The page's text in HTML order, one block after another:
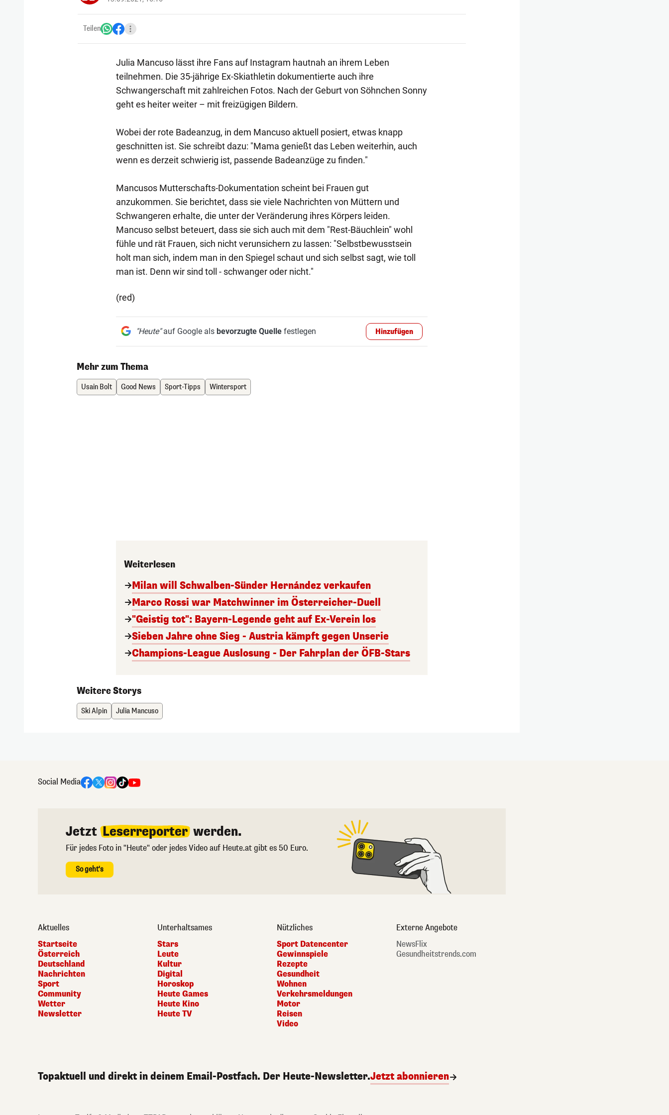
Teilen
Julia Mancuso lässt ihre Fans auf Instagram hautnah an ihrem Leben
teilnehmen. Die 35-jährige Ex-Skiathletin dokumentierte auch ihre
Schwangerschaft mit zahlreichen Fotos. Nach der Geburt von Söhnchen Sonny
geht es heiter weiter – mit freizügigen Bildern.
Wobei der rote Badeanzug, in dem Mancuso aktuell posiert, etwas knapp
geschnitten ist. Sie schreibt dazu: "Mama genießt das Leben weiterhin, auch
wenn es derzeit schwierig ist, passende Badeanzüge zu finden."
Mancusos Mutterschafts-Dokumentation scheint bei Frauen gut
anzukommen. Sie berichtet, dass sie viele Nachrichten von Müttern und
Schwangeren erhalte, die unter der Veränderung ihres Körpers leiden.
Mancuso selbst beteuert, dass sie sich auch mit dem "Rest-Bäuchlein" wohl
fühle und rät Frauen, sich nicht verunsichern zu lassen: "Selbstbewusstsein
holt man sich, indem man in den Spiegel schaut und sich selbst sagt, wie toll
man ist. Denn wir sind toll - schwanger oder nicht."
(red)
"Heute"auf Google als bevorzugte Quellefestlegen Hinzufügen
Mehr zum Thema
Usain Bolt Good News Sport-Tipps Wintersport
Weiterlesen
Milan will Schwalben-Sünder Hernández verkaufen
Marco Rossi war Matchwinner im Österreicher-Duell
"Geistig tot": Bayern-Legende geht auf Ex-Verein los
Sieben Jahre ohne Sieg - Austria kämpft gegen Unserie
Champions-League Auslosung - Der Fahrplan der ÖFB-Stars
Weitere Storys
Ski Alpin Julia Mancuso
Social Media
Jetzt Leserreporter werden.
Für jedes Foto in "Heute" oder jedes Video auf Heute.at gibt es 50 Euro.
So geht's
Aktuelles
Startseite
Österreich
Deutschland
Nachrichten
Sport
Community
Wetter
Newsletter
Unterhaltsames
Stars
Leute
Kultur
Digital
Horoskop
Heute Games
Heute Kino
Heute TV
Nützliches
Sport Datencenter
Gewinnspiele
Rezepte
Gesundheit
Wohnen
Verkehrsmeldungen
Motor
Reisen
Video
Externe Angebote
NewsFlix
Gesundheitstrends.com
Topaktuell und direkt in deinem Email-Postfach. Der Heute-Newsletter.Jetzt abonnieren